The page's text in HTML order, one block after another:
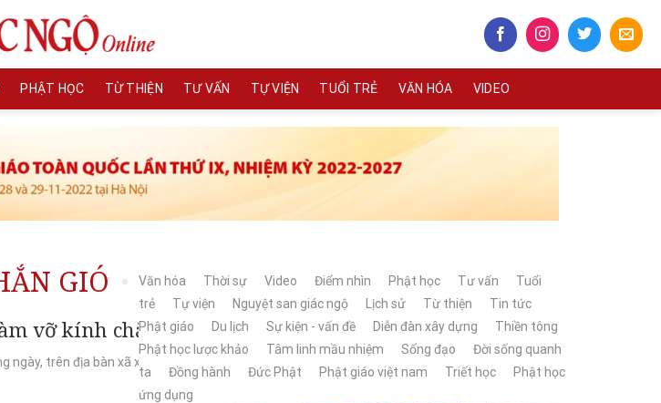
PHẬT HỌC TỪ THIỆN TƯ VẤN TỰ VIỆN TUỔI TRẺ VĂN HÓA VIDEO
GIÓ Văn hóa Thời sự Video Điểm nhìn Phật học Tư vấn
Tuổi
trẻ
Tự viện Nguyệt san giác ngộ Lịch sử Từ thiện
Tin tức
Phật giáo
Du lịch Sự kiện - vấn đề Diễn đàn xây dựng
Thiền tông
Phật học lược khảo
Tâm linh mầu nhiệm Sống đạo
Đời sống quanh
ta
Đồng hành Đức Phật Phật giáo việt nam Triết học
Phật học
ứng dụng
vỡ kính chắn gió
ngày, trên địa bàn xã xảy ra sự